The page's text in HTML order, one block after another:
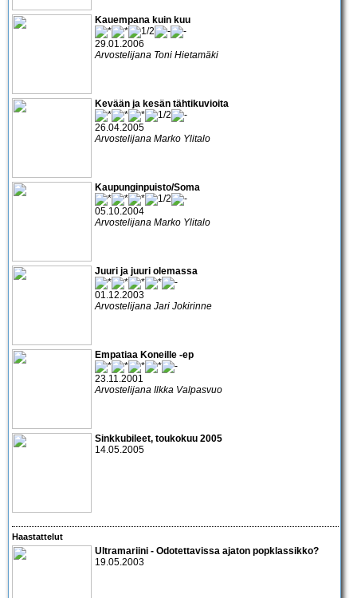
Kauempana kuin kuu
29.01.2006
Arvostelijana Toni Hietamäki
Kevään ja kesän tähtikuvioita
26.04.2005
Arvostelijana Marko Ylitalo
Kaupunginpuisto/Soma
05.10.2004
Arvostelijana Marko Ylitalo
Juuri ja juuri olemassa
01.12.2003
Arvostelijana Jari Jokirinne
Empatiaa Koneille -ep
23.11.2001
Arvostelijana Ilkka Valpasvuo
Sinkkubileet, toukokuu 2005
14.05.2005
Haastattelut
Ultramariini - Odotettavissa ajaton popklassikko?
19.05.2003